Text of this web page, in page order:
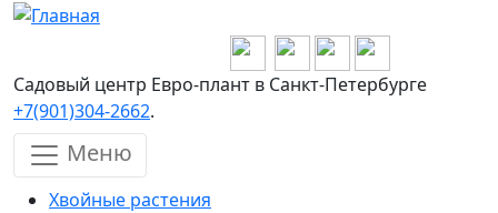
Перейти к основному содержанию
Садовый центр Евро-плант в Санкт-Петербурге
+7(901)304-2662.
Меню
Хвойные растения